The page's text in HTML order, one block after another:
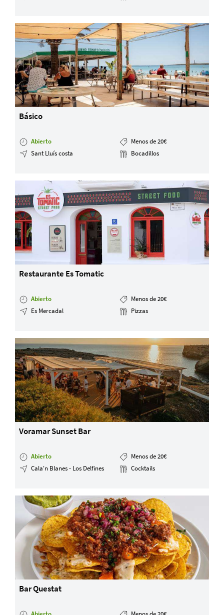
Básico
Abierto
Menos de 20€
Sant Lluís costa
Bocadillos
Restaurante Es Tomatic
Abierto
Menos de 20€
Es Mercadal
Pizzas
Voramar Sunset Bar
Abierto
Menos de 20€
Cala'n Blanes - Los Delfines
Cocktails
Bar Questat